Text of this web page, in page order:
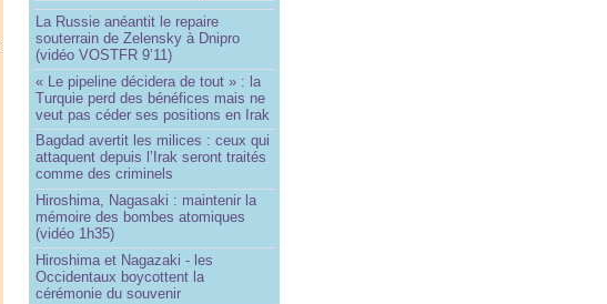
La Russie anéantit le repaire
souterrain de Zelensky à Dnipro
(vidéo VOSTFR 9’11)
« Le pipeline décidera de tout » : la
Turquie perd des bénéfices mais ne
veut pas céder ses positions en Irak
Bagdad avertit les milices : ceux qui
attaquent depuis l’Irak seront traités
comme des criminels
Hiroshima, Nagasaki : maintenir la
mémoire des bombes atomiques
(vidéo 1h35)
Hiroshima et Nagazaki - les
Occidentaux boycottent la
cérémonie du souvenir